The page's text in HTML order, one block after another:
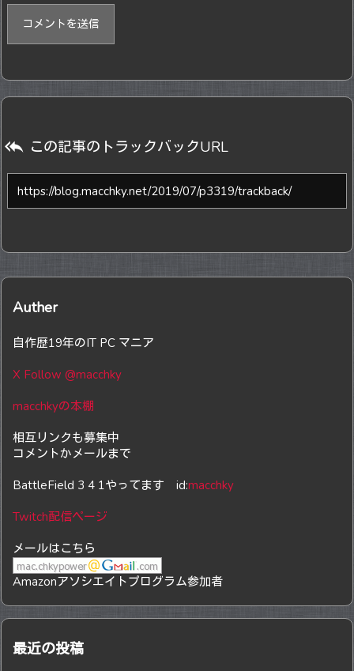
 この記事のトラックバックURL
Auther
自作歴19年のIT PC マニア
X Follow @macchky
macchkyの本棚
相互リンクも募集中
コメントかメールまで
BattleField 3 4 1やってます id:macchky
Twitch配信ページ
メールはこちら
Amazonアソシエイトプログラム参加者
最近の投稿